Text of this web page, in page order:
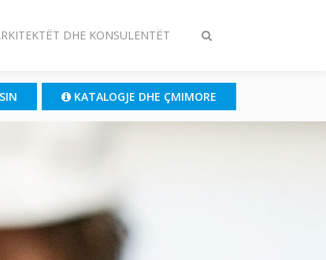
Ndrysho
DHE KONSULENTËT
KATALOGJE DHE ÇMIMORE